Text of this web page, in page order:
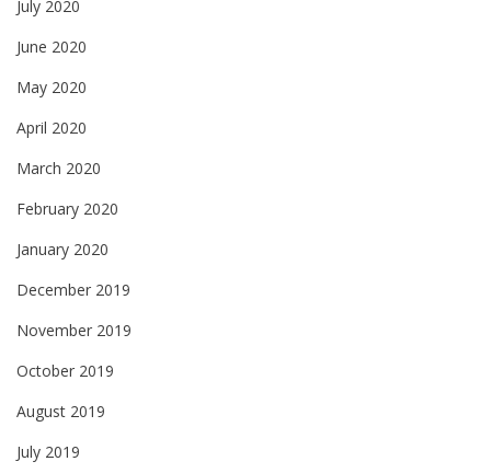
July 2020
June 2020
May 2020
April 2020
March 2020
February 2020
January 2020
December 2019
November 2019
October 2019
August 2019
July 2019